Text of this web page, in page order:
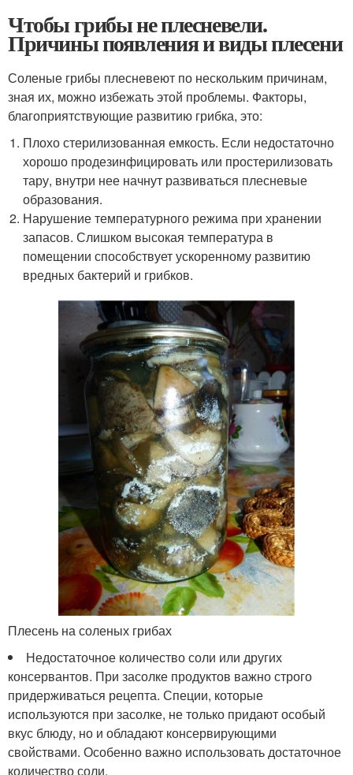
Чтобы грибы не плесневели.
Причины появления и виды плесени
Соленые грибы плесневеют по нескольким причинам,
зная их, можно избежать этой проблемы. Факторы,
благоприятствующие развитию грибка, это:
Плохо стерилизованная емкость. Если недостаточно
хорошо продезинфицировать или простерилизовать
тару, внутри нее начнут развиваться плесневые
образования.
Нарушение температурного режима при хранении
запасов. Слишком высокая температура в
помещении способствует ускоренному развитию
вредных бактерий и грибков.
Плесень на соленых грибах
Недостаточное количество соли или других
консервантов. При засолке продуктов важно строго
придерживаться рецепта. Специи, которые
используются при засолке, не только придают особый
вкус блюду, но и обладают консервирующими
свойствами. Особенно важно использовать достаточное
количество соли.